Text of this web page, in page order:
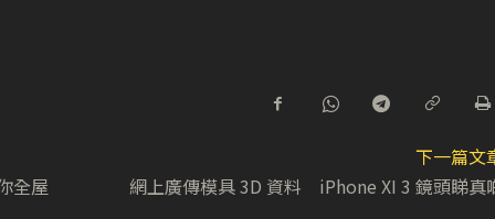
全屋
下一篇文
網上廣傳模具 3D 資料 iPhone XI 3 鏡頭睇真